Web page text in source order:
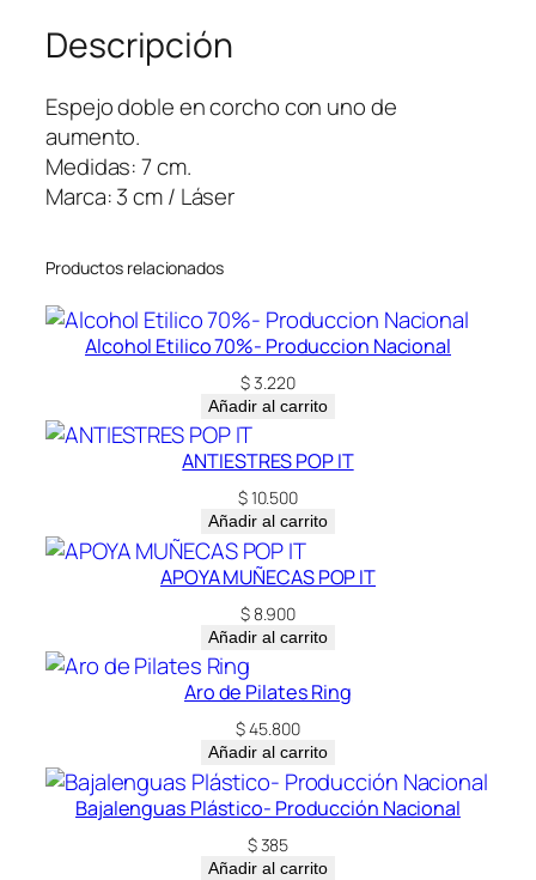
r
k
I
I
c
a
i
d
Descripción
Espejo doble en corcho con uno de
aumento.
Medidas: 7 cm.
Marca: 3 cm / Láser
Productos relacionados
Alcohol Etilico 70%- Produccion Nacional
$3.220
Añadir al carrito
ANTIESTRES POP IT
$10.500
Añadir al carrito
APOYA MUÑECAS POP IT
$8.900
Añadir al carrito
Aro de Pilates Ring
$45.800
Añadir al carrito
Bajalenguas Plástico- Producción Nacional
$385
Añadir al carrito